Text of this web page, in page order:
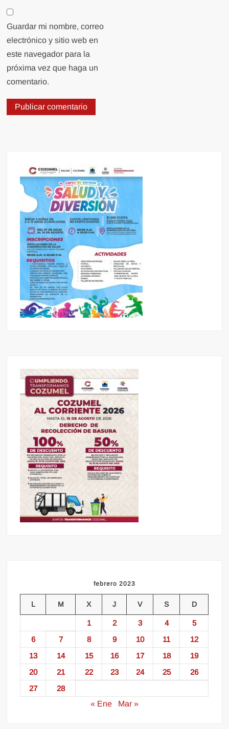
Guardar mi nombre, correo
electrónico y sitio web en
este navegador para la
próxima vez que haga un
comentario.
febrero 2023
L M X J V S D
1 2 3 4
5
6
7 8 9 10 11
12
13
14 15 16 17 18
19
20
21 22 23 24 25
26
27
28
« Ene
Mar »